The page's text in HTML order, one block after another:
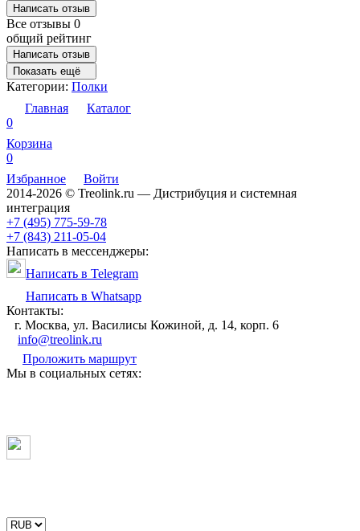
Написать отзыв
Все отзывы 0
общий рейтинг
Написать отзыв
Показать ещё
Категории: Полки
Главная
Каталог
0
Корзина
0
Избранное
Войти
2014-2026 © Treolink.ru — Дистрибуция и системная
интеграция
+7 (495) 775-59-78
+7 (843) 211-05-04
Написать в мессенджеры:
Написать в Telegram
Написать в Whatsapp
Контакты:
г. Москва, ул. Василисы Кожиной, д. 14, корп. 6
info@treolink.ru
Проложить маршрут
Мы в социальных сетях: